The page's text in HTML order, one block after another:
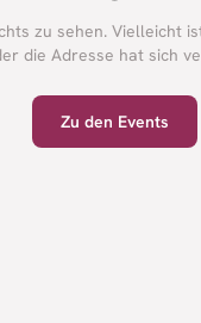
zu sehen. Vielleicht
die Adresse hat sich
Zu den Events